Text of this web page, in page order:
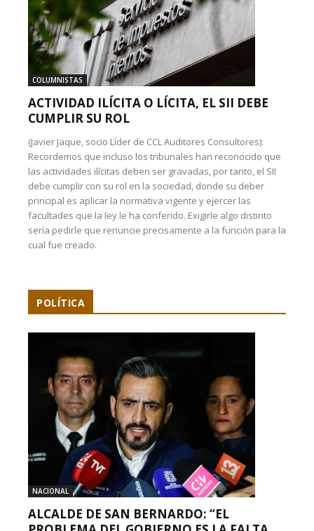
COLUMNISTAS
ACTIVIDAD ILÍCITA O LÍCITA, EL SII DEBE
CUMPLIR SU ROL
(Javier Jaque, socio Líder de CCL Auditores Consultores):
Recordemos que incluso los tribunales han reconocido que
las actividades ilícitas deben ser gravadas, por tanto, el SII
debe cumplir con su rol en la sociedad, donde su deber
principal es aplicar la normativa vigente y ejercer las
facultades que la ley le ha conferido. Exigirle algo distinto
sería pedirle que renuncie precisamente a la función para la
cual fue creado.
POLÍTICA
NACIONAL
ALCALDE DE SAN BERNARDO: “EL